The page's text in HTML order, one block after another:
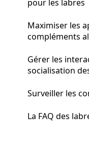
pour les labres
Maximiser les
compléments
Gérer les
socialisation
Surveiller les
La FAQ des